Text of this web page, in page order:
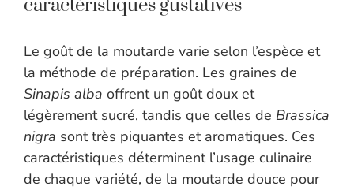
caractéristiques gustatives
Le goût de la moutarde varie selon l’espèce et
la méthode de préparation. Les graines de
Sinapis alba offrent un goût doux et
légèrement sucré, tandis que celles de Brassica
nigra sont très piquantes et aromatiques. Ces
caractéristiques déterminent l’usage culinaire
de chaque variété, de la moutarde douce pour